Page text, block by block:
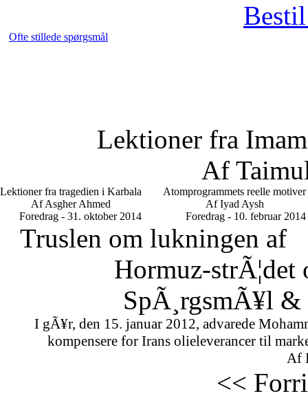
Ofte stillede spørgsmål
Lektioner fra
Af
Lektioner fra tragedien i Karbala
Af Asgher Ahmed
Foredrag - 31. oktober 2014
Atomprogrammets reelle motiver
Af Iyad Aysh
Foredrag - 10. februar 2014
Truslen om lukningen af
Hormuz-
SpÃ¸rgsmÃ¥l
I gÃ¥r, den 15. januar 2012, advarede
kompensere for Irans olieleverancer til
Af
<<